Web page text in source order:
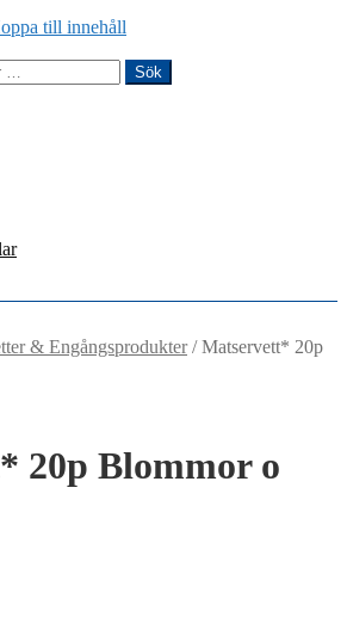
till innehåll
Sök
& Engångsprodukter/Matservett* 20p
20p Blommor o